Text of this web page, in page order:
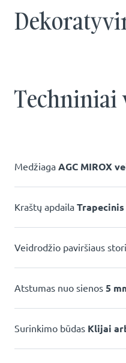
Techniniai
Medžiaga AGC MIROX
Kraštų apdaila
Veidrodžio paviršiaus
Atstumas nuo sienos 5
Surinkimo būdas Klijai